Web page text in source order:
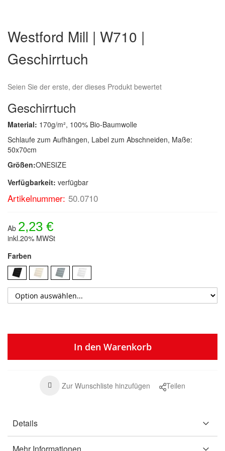
der
Bildergalerie
springen
Westford Mill | W710 |
Geschirrtuch
Seien Sie der erste, der dieses Produkt bewertet
Geschirrtuch
Material: 170g/m², 100% Bio-Baumwolle
Schlaufe zum Aufhängen, Label zum Abschneiden, Maße:
50x70cm
Größen:ONESIZE
Verfügbarkeit: verfügbar
Artikelnummer: 50.0710
Ab 2,23 €
inkl.20% MWSt
Farben
In den Warenkorb
Zur Wunschliste hinzufügen Teilen
Details